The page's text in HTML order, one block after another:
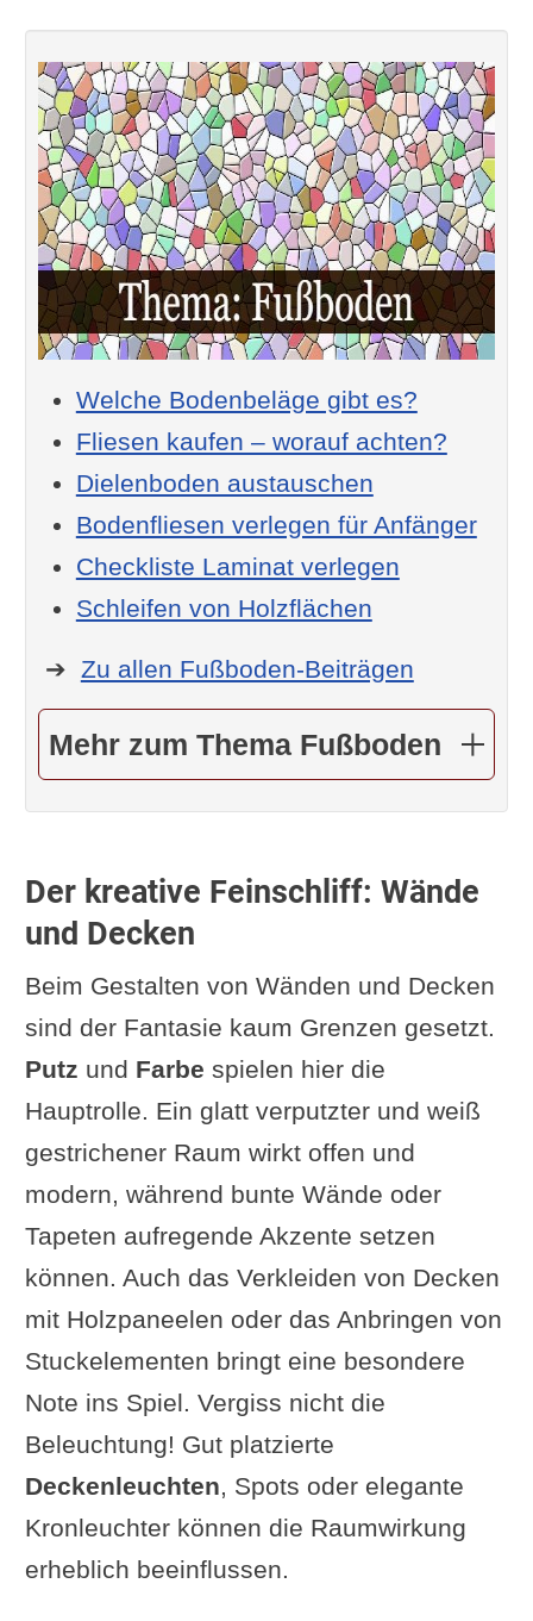
Welche Bodenbeläge gibt es?
Fliesen kaufen – worauf achten?
Dielenboden austauschen
Bodenfliesen verlegen für Anfänger
Checkliste Laminat verlegen
Schleifen von Holzflächen
➔ Zu allen Fußboden-Beiträgen
Mehr zum Thema Fußboden
Der kreative Feinschliff: Wände
und Decken
Beim Gestalten von Wänden und Decken
sind der Fantasie kaum Grenzen gesetzt.
Putz und Farbe spielen hier die
Hauptrolle. Ein glatt verputzter und weiß
gestrichener Raum wirkt offen und
modern, während bunte Wände oder
Tapeten aufregende Akzente setzen
können. Auch das Verkleiden von Decken
mit Holzpaneelen oder das Anbringen von
Stuckelementen bringt eine besondere
Note ins Spiel. Vergiss nicht die
Beleuchtung! Gut platzierte
Deckenleuchten, Spots oder elegante
Kronleuchter können die Raumwirkung
erheblich beeinflussen.